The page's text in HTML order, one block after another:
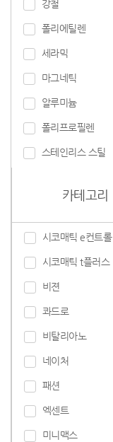
강철
폴리에틸렌
세라믹
마그네틱
알루미늄
폴리프로필렌
스테인리스 스틸
실리콘
유리제
카테고리
시코매틱 e컨트롤
시코매틱 t플러스
비젼
콰드로
비탈리아노
네이처
패션
엑센트
미니맥스